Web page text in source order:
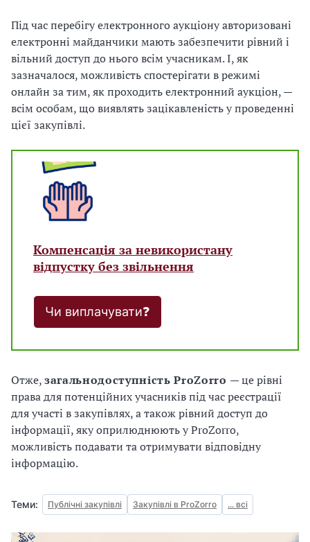
Під час перебігу електронного аукціону авторизовані
електронні майданчики мають забезпечити рівний і
вільний доступ до нього всім учасникам. І, як
зазначалося, можливість спостерігати в режимі
онлайн за тим, як проходить електронний аукціон, —
всім особам, що виявлять зацікавленість у проведенні
цієї закупівлі.
Компенсація за невикористану
відпустку без звільнення
Чи виплачувати❓
Отже,загальнодоступність ProZorro — це рівні
права для потенційних учасників під час реєстрації
для участі в закупівлях, а також рівний доступ до
інформації, яку оприлюднюють у ProZorro,
можливість подавати та отримувати відповідну
інформацію.
Теми: Публічні закупівлі Закупівлі в ProZorro ... всі